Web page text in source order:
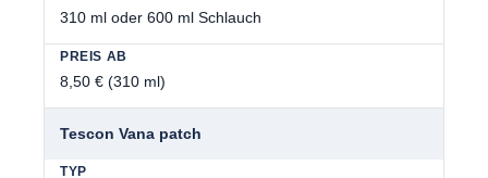
310 ml oder 600 ml Schlauch
8,50 € (310 ml)
Tescon Vana patch